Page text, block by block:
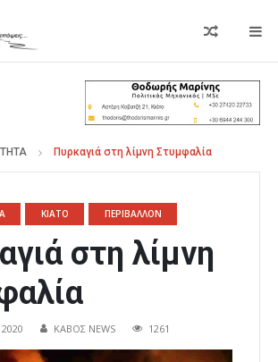
Πυρκαγιά στη λίμνη Στυμφαλία
ΚΙΑΤΟ ΠΕΡΙΒΑΛΛΟΝ
στη λίμνη
ΚΑΒΟΣ NEWS 1261